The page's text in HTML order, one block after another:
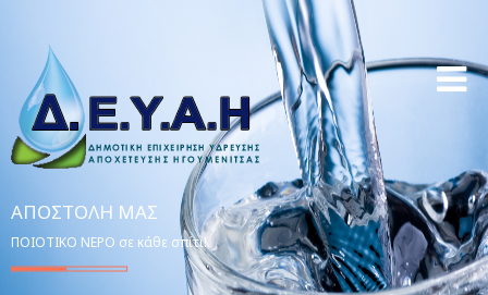
ΑΠΟΣΤΟΛΉ ΜΑΣ
ΠΟΙΟΤΙΚΟ ΝΕΡΟ σε κάθε σπίτι!